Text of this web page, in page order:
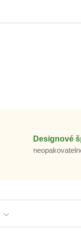
Designové